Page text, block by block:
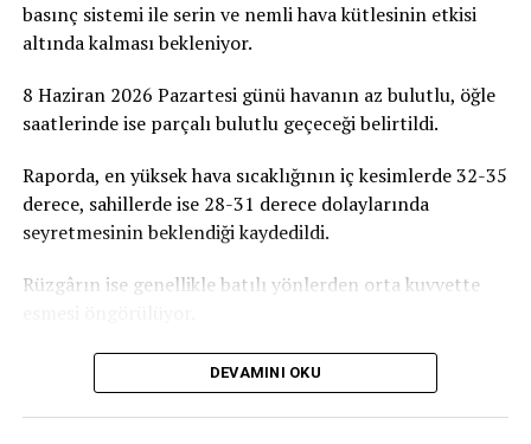
Birçok Meslek Dalında Eğitim Verilecek
Merkezi’nde terzilik, ayakkabıcılık, kaynakçılık,
tesisatçılık, robotik kodlama, oto elektrik, oto kaporta,
verilmesi planlanıyor. Merkezin, KKTC’nin mesleki
eğitim altyapısına önemli katkılar sağlaması ve
gençlerin istihdam olanaklarını artırması hedefleniyor.
basınç sistemi ile serin ve nemli hava kütlesinin etkisi
altında kalması bekleniyor.
8 Haziran 2026 Pazartesi günü havanın az bulutlu, öğle
saatlerinde ise parçalı bulutlu geçeceği belirtildi.
Raporda, en yüksek hava sıcaklığının iç kesimlerde 32-35
derece, sahillerde ise 28-31 derece dolaylarında
seyretmesinin beklendiği kaydedildi.
Rüzgârın ise genellikle batılı yönlerden orta kuvvette
DEVAMINI OKU